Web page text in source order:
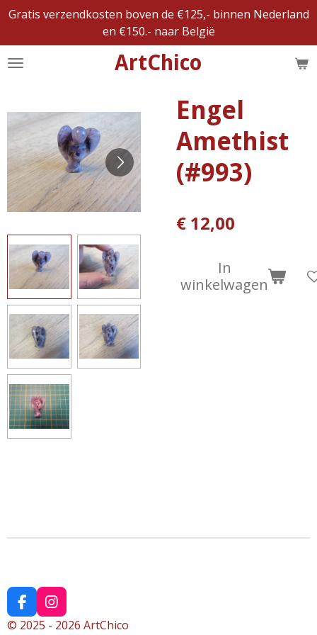
Ga
naar
de
ArtChico
Gratis verzendkosten boven de €125,- binnen Nederland
en €150.- naar België
Engel
Amethist
(#993)
€ 12,00
In
winkelwagen
F
a
I
n
© 2025 - 2026 ArtChico